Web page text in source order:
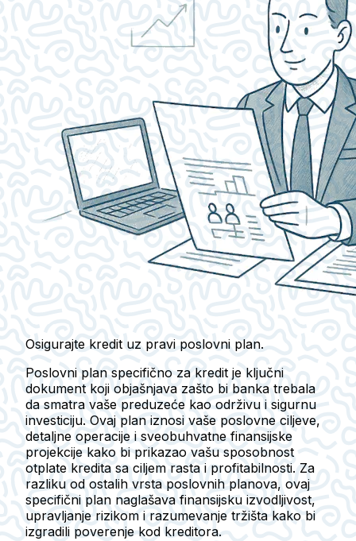
Osigurajte kredit uz pravi poslovni plan.
Poslovni plan specifično za kredit je ključni
dokument koji objašnjava zašto bi banka trebala
da smatra vaše preduzeće kao održivu i sigurnu
investiciju. Ovaj plan iznosi vaše poslovne ciljeve,
detaljne operacije i sveobuhvatne finansijske
projekcije kako bi prikazao vašu sposobnost
otplate kredita sa ciljem rasta i profitabilnosti. Za
razliku od ostalih vrsta poslovnih planova, ovaj
specifični plan naglašava finansijsku izvodljivost,
upravljanje rizikom i razumevanje tržišta kako bi
izgradili poverenje kod kreditora.